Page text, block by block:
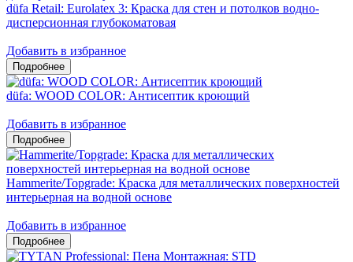
düfa Retail: Eurolatex 3: Краска для стен и потолков водно-
дисперсионная глубокоматовая
Добавить в избранное
düfa: WOOD COLOR: Антисептик кроющий
Добавить в избранное
Hammerite/Topgrade: Краска для металлических поверхностей
интерьерная на водной основе
Добавить в избранное